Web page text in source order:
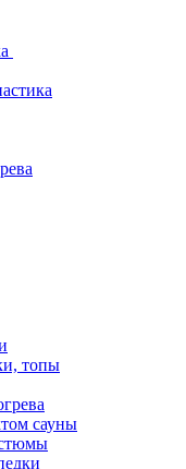
топы
сауны